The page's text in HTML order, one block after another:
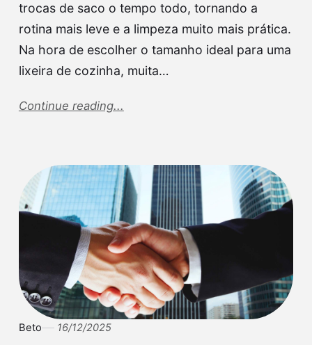
trocas de saco o tempo todo, tornando a
rotina mais leve e a limpeza muito mais prática.
Na hora de escolher o tamanho ideal para uma
lixeira de cozinha, muita…
Continue reading...
Beto 16/12/2025